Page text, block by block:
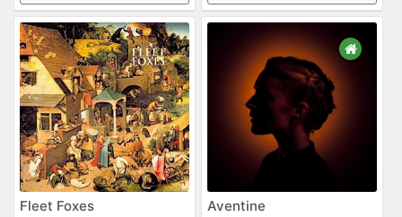
Fleet Foxes
Aventine